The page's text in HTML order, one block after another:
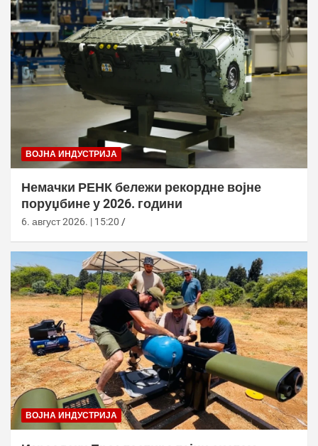
ВОЈНА ИНДУСТРИЈА
Немачки РЕНК бележи рекордне војне
поруџбине у 2026. години
6. август 2026. | 15:20
ВОЈНА ИНДУСТРИЈА